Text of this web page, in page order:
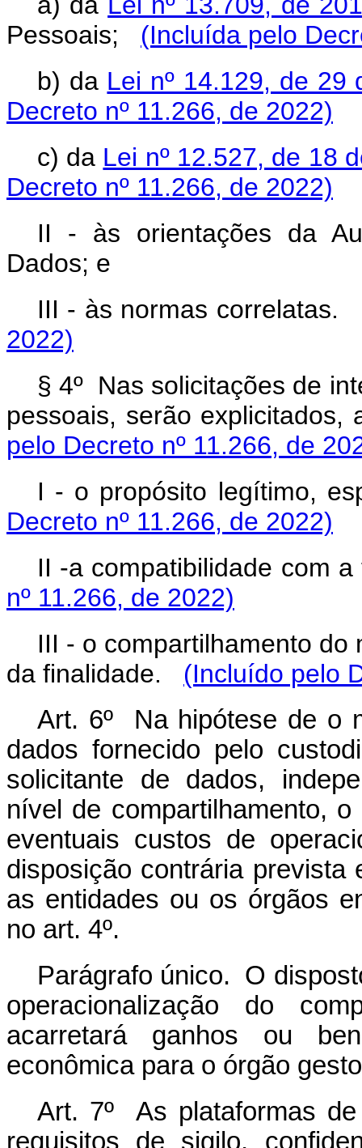
Pessoais; (Incluída pelo
b) da Lei nº 14.129, de 29
Decreto nº 11.266, de 2022)
c) da Lei nº 12.527, de 18
Decreto nº 11.266, de 2022)
II - às orientações da
Dados; e
III - às normas
2022)
§ 4º Nas solicitações de
pessoais, serão
pelo Decreto nº 11.266, de
I - o propósito legítimo,
Decreto nº 11.266, de 2022)
II -a compatibilidade com
nº 11.266, de 2022)
III - o compartilhamento
da finalidade. (Incluído pelo
Art. 6º Na hipótese de o
dados fornecido pelo
solicitante de dados,
nível de compartilhamento,
eventuais custos de
disposição contrária prevista
as entidades ou os órgãos
no art. 4º.
Parágrafo único. O
operacionalização do
acarretará ganhos ou
econômica para o órgão
Art. 7º As plataformas de
requisitos de sigilo,